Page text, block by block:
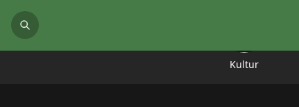
Kultur